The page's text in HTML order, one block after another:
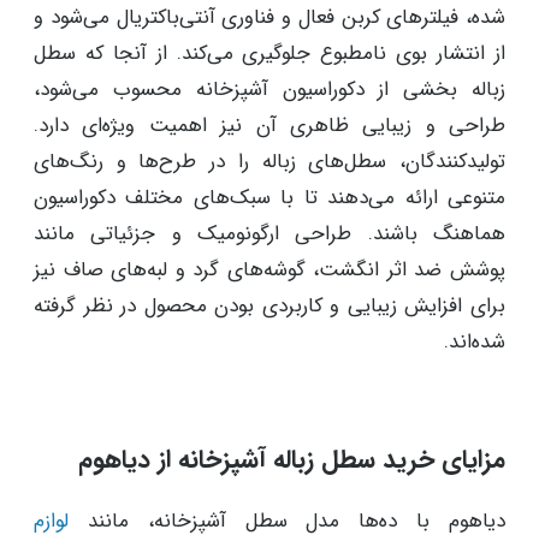
شده، فیلترهای کربن فعال و فناوری آنتی‌باکتریال می‌شود و
از انتشار بوی نامطبوع جلوگیری می‌کند. از آنجا که سطل
زباله بخشی از دکوراسیون آشپزخانه محسوب می‌شود،
طراحی و زیبایی ظاهری آن نیز اهمیت ویژه‌ای دارد.
تولیدکنندگان، سطل‌های زباله را در طرح‌ها و رنگ‌های
متنوعی ارائه می‌دهند تا با سبک‌های مختلف دکوراسیون
هماهنگ باشند. طراحی ارگونومیک و جزئیاتی مانند
پوشش ضد اثر انگشت، گوشه‌های گرد و لبه‌های صاف نیز
برای افزایش زیبایی و کاربردی بودن محصول در نظر گرفته
شده‌اند.
مزایای خرید سطل زباله آشپزخانه از دیاهوم
دیاهوم با ده‌ها مدل سطل آشپزخانه، مانند
لوازم